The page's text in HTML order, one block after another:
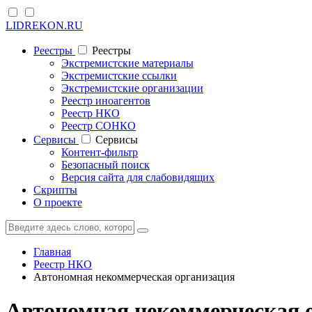
LIDREKON.RU
Реестры
Реестры
Экстремистские материалы
Экстремистские ссылки
Экстремистские организации
Реестр иноагентов
Реестр НКО
Реестр СОНКО
Cервисы
Cервисы
Контент-фильтр
Безопасный поиск
Версия сайта для слабовидящих
Скрипты
О проекте
Главная
Реестр НКО
Автономная некоммерческая организация